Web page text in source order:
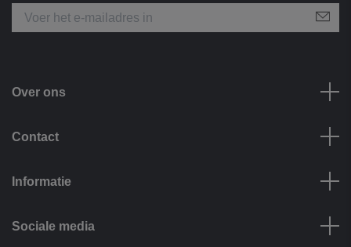
Over ons
Contact
Informatie
Sociale media